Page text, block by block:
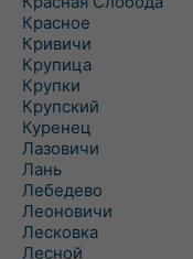
Красное
Кривичи
Крупица
Крупки
Крупский
Куренец
Лазовичи
Лань
Лебедево
Леоновичи
Лесковка
Лесной